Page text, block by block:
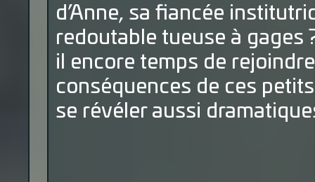
d’Anne, sa fiancée
redoutable tueuse à gages
il encore temps de
conséquences de ces
se révéler aussi